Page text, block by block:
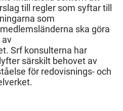
till regler som syftar till
som
ska göra
av
Srf konsulterna har
särskilt behovet av
för redovisnings- och